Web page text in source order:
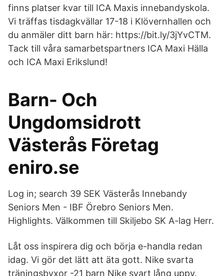
finns platser kvar till ICA Maxis innebandyskola.
Vi träffas tisdagkvällar 17-18 i Klövernhallen och
du anmäler ditt barn här: https://bit.ly/3jYvCTM.
Tack till våra samarbetspartners ICA Maxi Hälla
och ICA Maxi Erikslund!
Barn- Och
Ungdomsidrott
Västerås Företag
eniro.se
Log in; search 39 SEK Västerås Innebandy
Seniors Men - IBF Örebro Seniors Men.
Highlights. Välkommen till Skiljebo SK A-lag Herr.
Låt oss inspirera dig och börja e-handla redan
idag. Vi gör det lätt att äta gott. Nike svarta
träningsbyxor -21 barn Nike svart lång uppv.